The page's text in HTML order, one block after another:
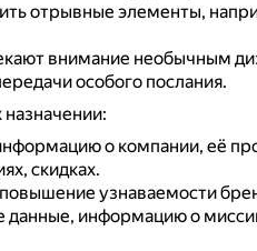
отрывные элементы,
внимание необычным
особого послания.
о компании, её
скидках.
узнаваемости
данные, информацию о